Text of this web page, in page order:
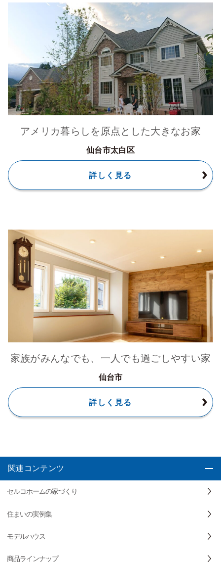
アメリカ暮らしを原点とした大きなお家
仙台市太白区
詳しく見る
家族がみんなでも、一人でも過ごしやすい家
仙台市
詳しく見る
関連コンテンツ
セルコホームの家づくり
住まいの実例集
モデルハウス
商品ラインナップ